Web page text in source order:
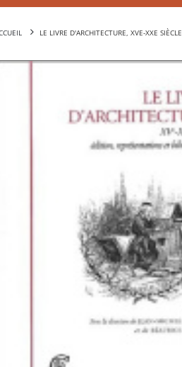
LE LIVRE D'ARCHITECTURE, XVE-XXE SIÈCLE